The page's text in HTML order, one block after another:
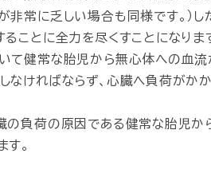
非常に乏しい場合も同様です。）
ことに全力を尽くすことになりま
て健常な胎児から無心体への血
なければならず、心臓へ負荷がか
の負荷の原因である健常な胎児か
。